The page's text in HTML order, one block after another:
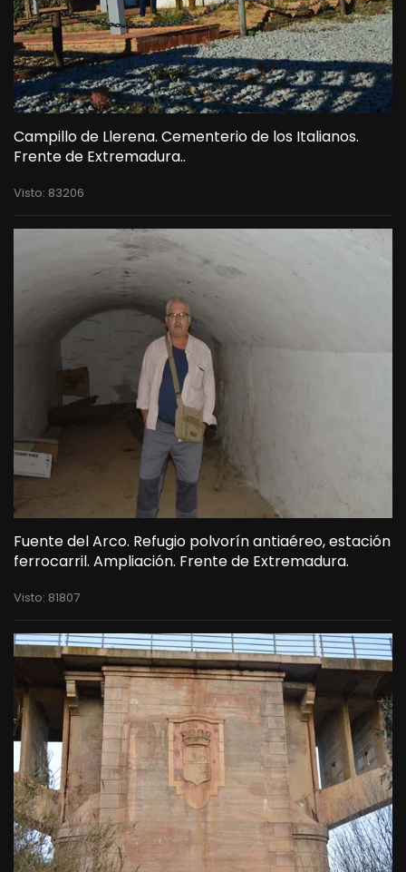
Campillo de Llerena. Cementerio de los Italianos.
Frente de Extremadura..
Visto: 83206
Fuente del Arco. Refugio polvorín antiaéreo, estación
ferrocarril. Ampliación. Frente de Extremadura.
Visto: 81807